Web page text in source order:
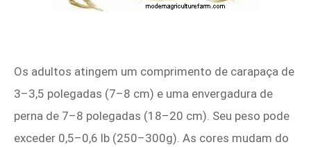
Os adultos atingem um comprimento de carapaça de
3–3,5 polegadas (7–8 cm) e uma envergadura de
perna de 7–8 polegadas (18–20 cm). Seu peso pode
exceder 0,5–0,6 lb (250–300g). As cores mudam do